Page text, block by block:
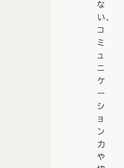
な
い、
コ
ミ
ュ
ニ
ケ
ー
シ
ョ
ン
力
や